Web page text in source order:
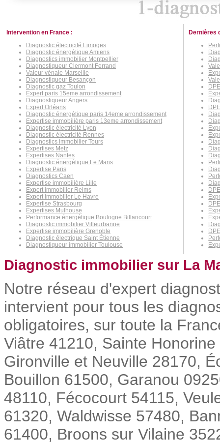
Intervention en France :
Diagnostic électricité Limoges
Diagnostic énergétique Amiens
Diagnostics immobilier Montpellier
Diagnostiqueur Clermont Ferrand
Valeur vénale Marseille
Diagnostiqueur Besançon
Diagnostic gaz Toulon
Expert paris 15eme arrondissement
Diagnostiqueur Angers
Expert Orléans
Diagnostic énergétique paris 14eme arrondissement
Expertise immobilière paris 13eme arrondissement
Diagnostic électricité Lyon
Diagnostic électricité Rennes
Diagnostics immobilier Tours
Expertises Metz
Expertises Nantes
Diagnostic énergétique Le Mans
Expertise Paris
Diagnostics Caen
Expertise immobilière Lille
Expert immobilier Reims
Expert immobilier Le Havre
Expertise Strasbourg
Expertises Mulhouse
Performance énergétique Boulogne Billancourt
Diagnostic immobilier Villeurbanne
Expertise immobilière Grenoble
Diagnostic électrique Saint Étienne
Diagnostiqueur immobilier Toulouse
Dernières
Diagnostic immobilier sur La
Notre réseau d'expert
intervient pour tous les
obligatoires, sur toute la
Viâtre 41210, Sainte
Gironville et Neuville 28170,
Bouillon 61500, Garanou
48110, Fécocourt 54115,
61320, Waldwisse 57480,
61400, Broons sur Vilaine